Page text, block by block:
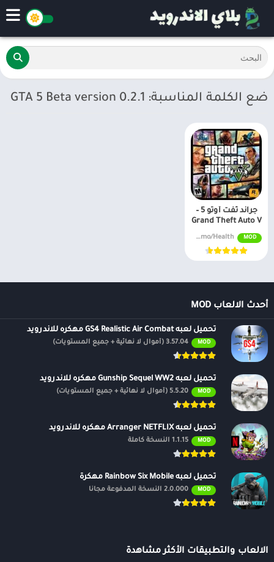
ضع الكلمة المناسبة: GTA 5 Beta version 0.2.1
جراند ثفت أوتو 5 –
Grand Theft Auto V
MOD
v2.00 Unlimited Money/Ammo/Health
أحدث الالعاب MOD
تحميل لعبه GS4 Realistic Air Combat مهكره للاندرويد
MOD 3.57.04 (أموال لا نهائية + جميع المستويات)
تحميل لعبه Gunship Sequel WW2 مهكره للاندرويد
MOD 5.5.20 (أموال لا نهائية + جميع المستويات)
تحميل لعبه Arranger NETFLIX مهكره للاندرويد
MOD 1.1.15 النسخة كاملة
تحميل لعبه Rainbow Six Mobile مهكرة
MOD 2.0.000 النسخة المدفوعة مجانًا
الالعاب والتطبيقات الأكثر مشاهدة